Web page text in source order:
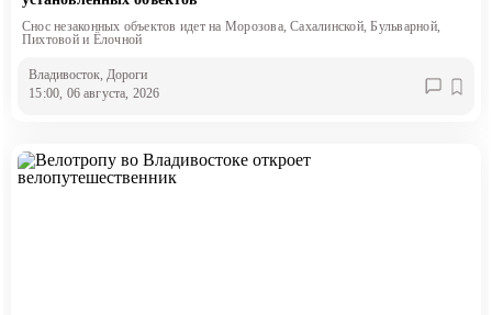
Снос незаконных объектов идет на Морозова, Сахалинской, Бульварной,
Пихтовой и Ёлочной
Владивосток , Дороги
15:00, 06 августа, 2026